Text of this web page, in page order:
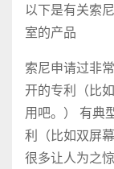
以下是有关索
室的产品
索尼申请过非
开的专利（比
用吧。） 有典
利（比如双屏
很多让人为之